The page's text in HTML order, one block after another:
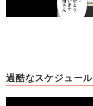
過酷なスケジュール